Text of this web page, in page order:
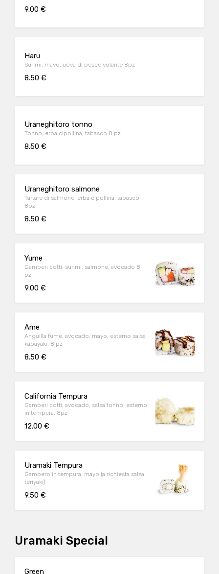
9.00 €
Haru
Surimi, mayo, uova di pesce volante 8pz
8.50 €
Uraneghitoro tonno
Tonno, erba cipollina, tabasco 8 pz
8.50 €
Uraneghitoro salmone
Tartare di salmone, erba cipollina, tabasco,
8pz
8.50 €
Yume
Gamberi cotti, surimi, salmone, avocado 8
pz
9.00 €
Ame
Anguilla fumè, avocado, mayo, esterno salsa
kabayaki, 8 pz
8.50 €
California Tempura
Gamberi cotti, avocado, salsa tonno, esterno
in tempura, 8pz
12.00 €
Uramaki Tempura
Gambero in tempura, mayo (a richiesta salsa
teriyaki)
9.50 €
Uramaki Special
Green